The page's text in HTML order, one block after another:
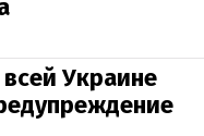
Украине